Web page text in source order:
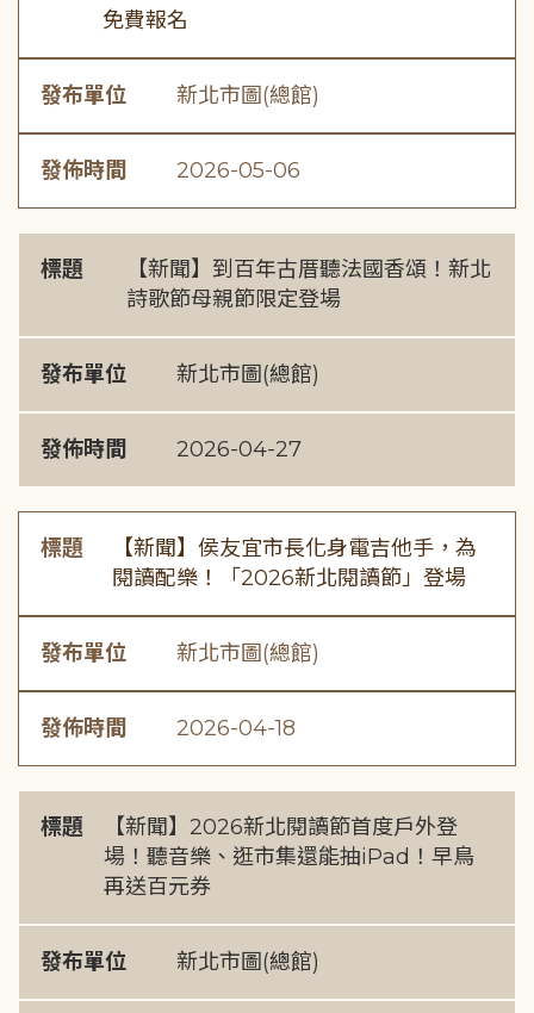
免費報名
發布單位 新北市圖(總館)
發佈時間 2026-05-06
標題
【新聞】到百年古厝聽法國香頌！新北
詩歌節母親節限定登場
發布單位 新北市圖(總館)
發佈時間 2026-04-27
標題
【新聞】侯友宜市長化身電吉他手，為
閱讀配樂！「2026新北閱讀節」登場
發布單位 新北市圖(總館)
發佈時間 2026-04-18
標題
【新聞】2026新北閱讀節首度戶外登
場！聽音樂、逛市集還能抽iPad！早鳥
再送百元券
發布單位 新北市圖(總館)